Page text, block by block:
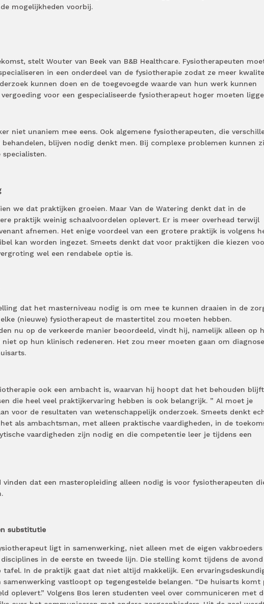
mogelijkheden voorbij.
stelt Wouter van Beek van B&B Healthcare. Fysiotherapeuten
in een onderdeel van de fysiotherapie zodat ze meer
kunnen doen en de toegevoegde waarde van hun werk kunnen
voor een gespecialiseerde fysiotherapeut hoger moeten
niet unaniem mee eens. Ook algemene fysiotherapeuten, die
behandelen, blijven nodig denkt men. Bij complexe problemen kunnen
we dat praktijken groeien. Maar Van de Watering denkt dat in de
praktijk weinig schaalvoordelen oplevert. Er is meer overhead terwijl
afnemen. Het enige voordeel van een grotere praktijk is volgens
kan worden ingezet. Smeets denkt dat voor praktijken die kiezen
wel een rendabele optie is.
dat het masterniveau nodig is om mee te kunnen draaien in de
(nieuwe) fysiotherapeut de mastertitel zou moeten hebben.
nu op de verkeerde manier beoordeeld, vindt hij, namelijk alleen op
op hun klinisch redeneren. Het zou meer moeten gaan om
ook een ambacht is, waarvan hij hoopt dat het behouden
die heel veel praktijkervaring hebben is ook belangrijk. ” Al moet je
voor de resultaten van wetenschappelijk onderzoek. Smeets denkt
als ambachtsman, met alleen praktische vaardigheden, in de
vaardigheden zijn nodig en die competentie leer je tijdens een
vinden dat een masteropleiding alleen nodig is voor fysiotherapeuten
substitutie
ligt in samenwerking, niet alleen met de eigen vakbroeders
in de eerste en tweede lijn. Die stelling komt tijdens de avond
tafel. In de praktijk gaat dat niet altijd makkelijk. Een
vastloopt op tegengestelde belangen. “De huisarts komt
oplevert.” Volgens Bos leren studenten veel over communiceren met